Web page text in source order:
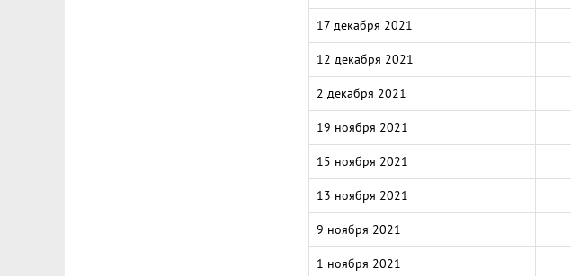
17 декабря 2021
12 декабря 2021
2 декабря 2021
19 ноября 2021
15 ноября 2021
13 ноября 2021
9 ноября 2021
1 ноября 2021